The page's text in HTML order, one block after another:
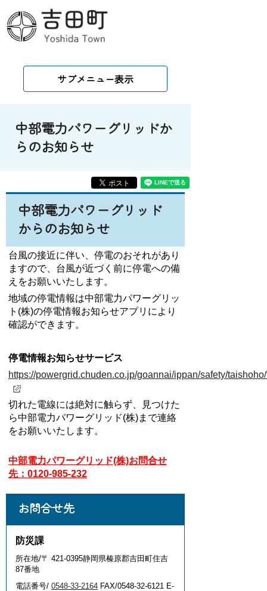
サブメニュー表示
中部電力パワーグリッドか
らのお知らせ
中部電力パワーグリッド
からのお知らせ
台風の接近に伴い、停電のおそれがあり
ますので、台風が近づく前に停電への備
えをお願いいたします。
地域の停電情報は中部電力パワーグリッ
ト(株)の停電情報お知らせアプリにより
確認ができます。
停電情報お知らせサービス
https://powergrid.chuden.co.jp/goannai/ippan/safety/
切れた電線には絶対に触らず、見つけた
ら中部電力パワーグリッド(株)まで連絡
をお願いいたします。
中部電力パワーグリッド(株)お問合せ
先：0120-985-232
お問合せ先
防災課
所在地/〒 421-0395静岡県榛原郡吉田町住吉
87番地
電話番号/ 0548-33-2164 FAX/0548-32-6121 E-